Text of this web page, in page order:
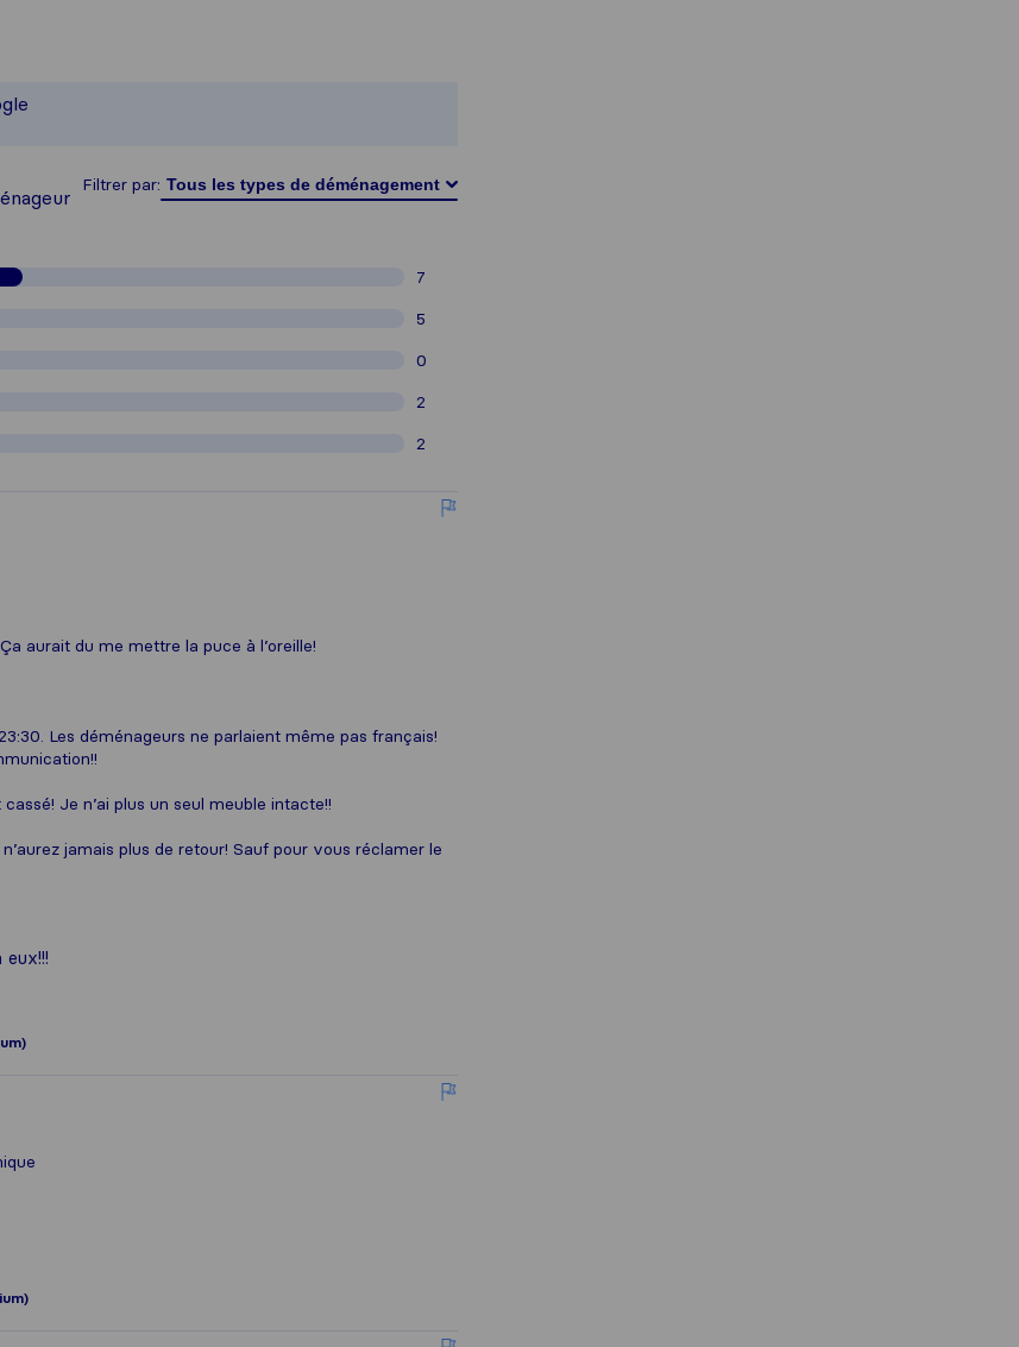
des normes de publication des autres sources d'information.
des utilisateurs de Sirelo sont soumis à nos politiques d'avis et
Filtrer par:
7
5
0
2
2
aurait du me mettre la puce à l’oreille!
Les déménageurs ne parlaient même pas français!
Je n’ai plus un seul meuble intacte!!
jamais plus de retour! Sauf pour vous réclamer le